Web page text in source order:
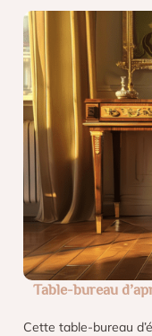
Table-bureau
Cette table-bureau